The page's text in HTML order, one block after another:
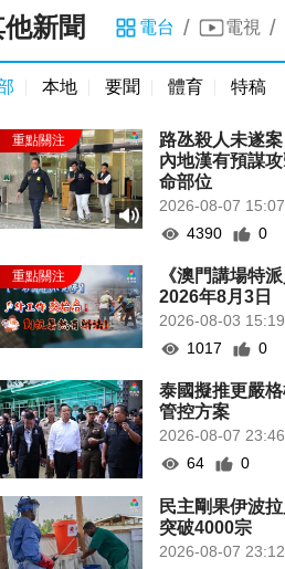
新聞 電台 / 電視 /
本地 要聞 體育 特稿
路氹殺人未遂
內地漢有預謀
命部位
2026-08-07 15:07
4390
0
《澳門講場特派
2026年8月3日
2026-08-03 15:19
1017
0
泰國擬推更嚴
管控方案
2026-08-07 23:46
64
0
民主剛果伊波
突破4000宗
2026-08-07 23:12